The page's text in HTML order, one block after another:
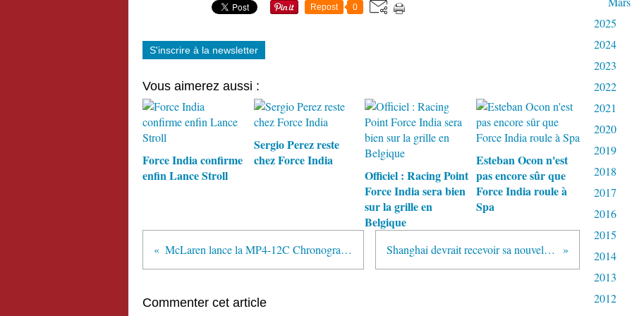
Repost 0
S'inscrire à la newsletter
Vous aimerez aussi :
Force India confirme
enfin Lance Stroll
Sergio Perez reste
chez Force India
Officiel : Racing Point
Force India sera bien
sur la grille en
Belgique
Esteban Ocon n'est
pas encore sûr que
Force India roule à
Spa
McLaren lance la MP4-12C Chronograph avec Tag Heuer Shanghai devrait recevoir sa nouvelle licence en mars
Commenter cet article
2025
2024
2023
2022
2021
2020
2019
2018
2017
2016
2015
2014
2013
2012